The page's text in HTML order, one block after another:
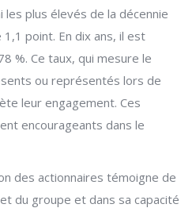
plus élevés de la décennie
point. En dix ans, il est
%. Ce taux, qui mesure le
ou représentés lors de
leur engagement. Ces
encourageants dans le
des actionnaires témoigne de
du groupe et dans sa capacité